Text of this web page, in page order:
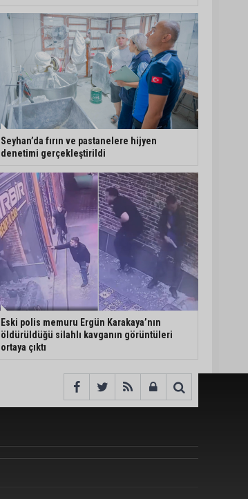
Seyhan’da fırın ve pastanelere hijyen
denetimi gerçekleştirildi
Eski polis memuru Ergün Karakaya’nın
öldürüldüğü silahlı kavganın görüntüleri
ortaya çıktı